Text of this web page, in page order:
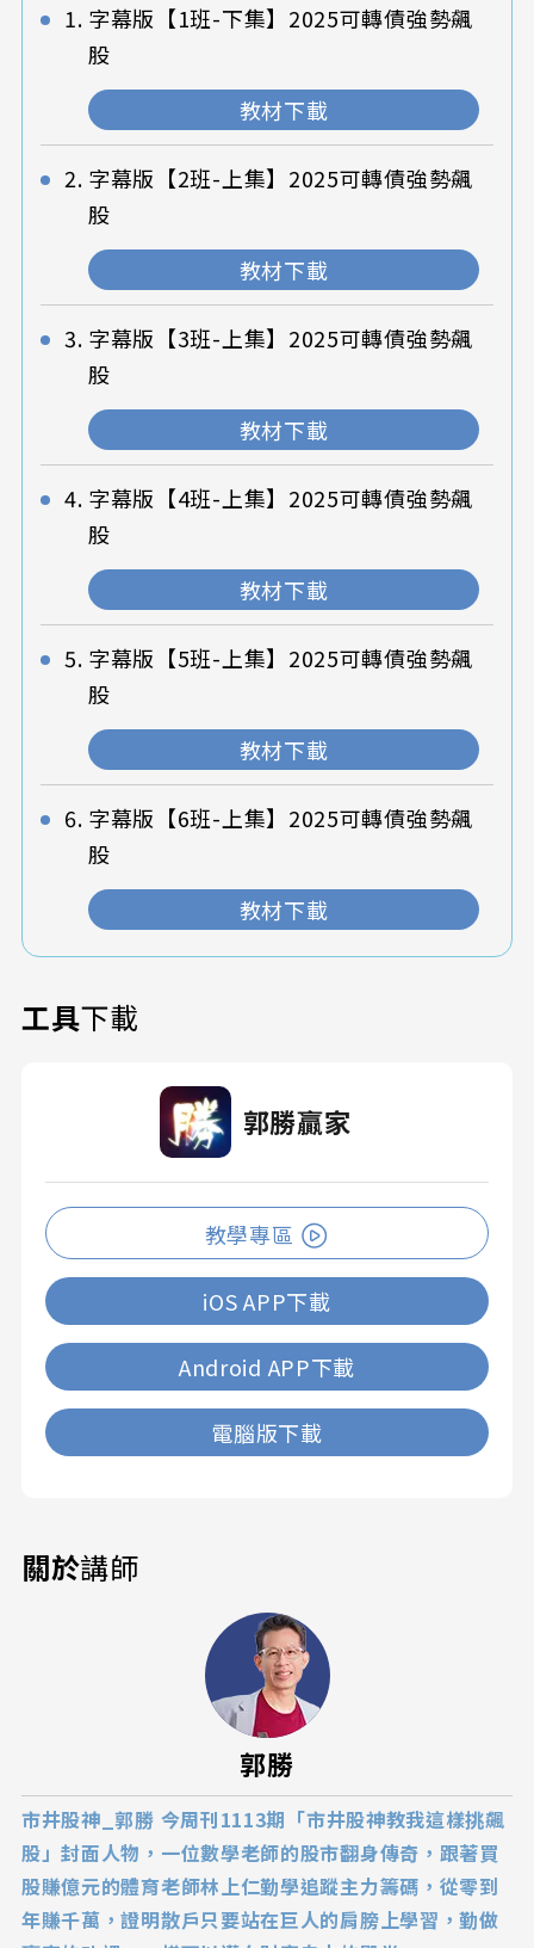
字幕版【1班-下集】2025可轉債強勢飆
股
教材下載
字幕版【2班-上集】2025可轉債強勢飆
股
教材下載
字幕版【3班-上集】2025可轉債強勢飆
股
教材下載
字幕版【4班-上集】2025可轉債強勢飆
股
教材下載
字幕版【5班-上集】2025可轉債強勢飆
股
教材下載
字幕版【6班-上集】2025可轉債強勢飆
股
教材下載
工具下載
郭勝贏家
教學專區
iOS APP下載
Android APP下載
電腦版下載
關於講師
郭勝
市井股神_郭勝 今周刊1113期「市井股神教我這樣挑飆
股」封面人物，一位數學老師的股市翻身傳奇，跟著買
股賺億元的體育老師林上仁勤學追蹤主力籌碼，從零到
年賺千萬，證明散戶只要站在巨人的肩膀上學習，勤做